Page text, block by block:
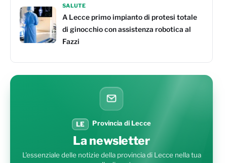
SALUTE
A Lecce primo impianto di protesi totale
di ginocchio con assistenza robotica al
Fazzi
LE Provincia di Lecce
La newsletter
L'essenziale delle notizie della provincia di Lecce nella tua